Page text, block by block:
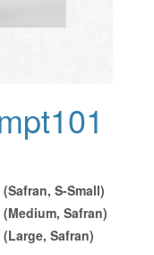
S-Small)
Safran)
Safran)